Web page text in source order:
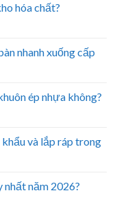
hóa chất?
nhanh xuống cấp
ép nhựa không?
khẩu và lắp ráp trong
nhất năm 2026?